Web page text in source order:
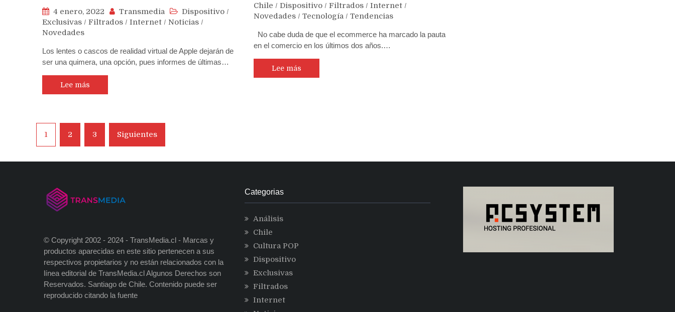
4 enero, 2022 Transmedia Dispositivo /
Exclusivas / Filtrados / Internet / Noticias /
Novedades
Los lentes o cascos de realidad virtual de Apple dejarán de
ser una quimera, una opción, pues informes de últimas…
Lee más
Chile / Dispositivo / Filtrados / Internet /
Novedades / Tecnología / Tendencias
No cabe duda de que el ecommerce ha marcado la pauta
en el comercio en los últimos dos años.…
Lee más
Navegación
de
entradas
1 2 3 Siguientes
© Copyright 2002 - 2024 - TransMedia.cl - Marcas y
productos aparecidas en este sitio pertenecen a sus
respectivos propietarios y no están relacionados con la
línea editorial de TransMedia.cl Algunos Derechos son
Reservados. Santiago de Chile. Contenido puede ser
reproducido citando la fuente
Categorias
Análisis
Chile
Cultura POP
Dispositivo
Exclusivas
Filtrados
Internet